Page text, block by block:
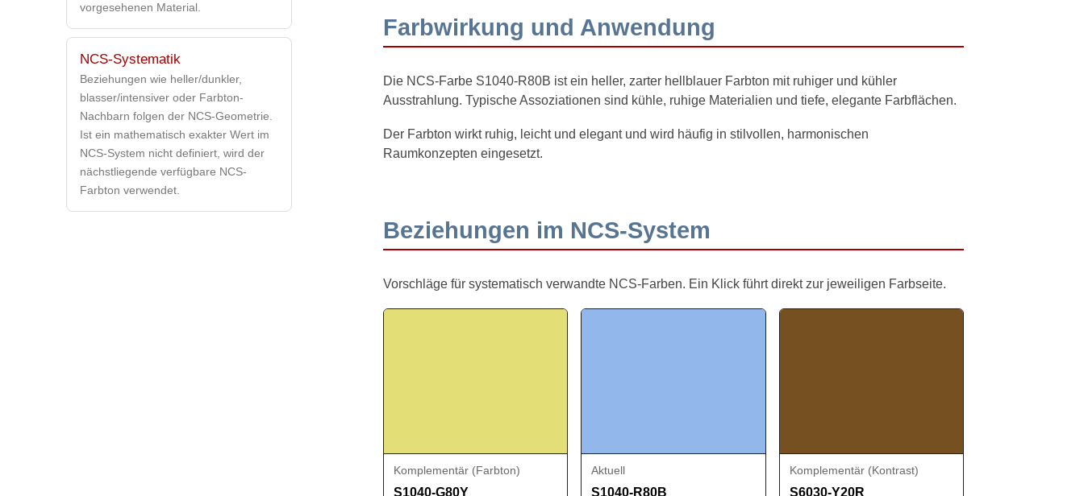
Farbwirkung und Anwendung
Die NCS-Farbe S1040-R80B ist ein heller, zarter hellblauer Farbton mit ruhiger und kühler
Ausstrahlung. Typische Assoziationen sind kühle, ruhige Materialien und tiefe, elegante Farbflächen.
Der Farbton wirkt ruhig, leicht und elegant und wird häufig in stilvollen, harmonischen
Raumkonzepten eingesetzt.
Beziehungen im NCS-System
Vorschläge für systematisch verwandte NCS-Farben. Ein Klick führt direkt zur jeweiligen Farbseite.
Komplementär (Farbton)
S1040-G80Y
Aktuell
S1040-R80B
Komplementär (Kontrast)
S6030-Y20R
vorgesehenen Material.
NCS-Systematik
Beziehungen wie heller/dunkler,
blasser/intensiver oder Farbton-
Nachbarn folgen der NCS-Geometrie.
Ist ein mathematisch exakter Wert im
NCS-System nicht definiert, wird der
nächstliegende verfügbare NCS-
Farbton verwendet.